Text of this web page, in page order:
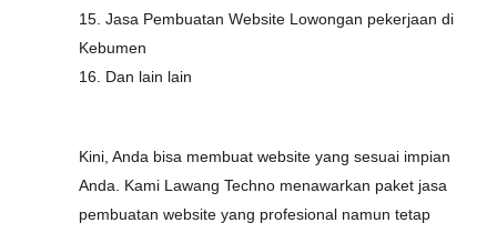
15. Jasa Pembuatan Website Lowongan pekerjaan di
Kebumen
16. Dan lain lain
Kini, Anda bisa membuat website yang sesuai impian
Anda. Kami Lawang Techno menawarkan paket jasa
pembuatan website yang profesional namun tetap